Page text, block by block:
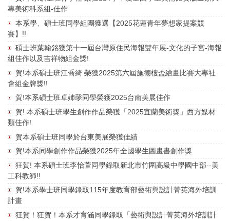
專美術科系組-佳作
本系學、碩士班同學組團獲選【2025花蓮青年夢想家提案競
賽】!!
碩士班葉翰銘獲第十一屆台灣原住民海報雙年展-文化的子宮-海報
組佳作以及吉祥物組金獎!
賀!本系碩士班江喬綺 榮獲2025第六屆施德樓盃繪畫比賽大專社
會組金牌獎!!
賀!本系碩士班卓姉㲆同學榮獲2025台南美展佳作
賀! 本系碩士班學生創作作品榮獲「2025宜蘭美術獎」西方媒材
類佳作!
賀本系碩士班同學於台東美展榮獲佳績
賀!本系同學創作作品榮獲2025年全國學生圖畫書創作獎
狂賀! 本系碩士班李怡萱同學錄取新北市竹圍高級中學國中部--美
工科教師!!
賀!本系學士班同學錄取115年度教育部藝術與設計菁英海外培訓
計畫
狂賀！狂賀！本系才育涵同學錄取「藝術與設計菁英海外培訓計